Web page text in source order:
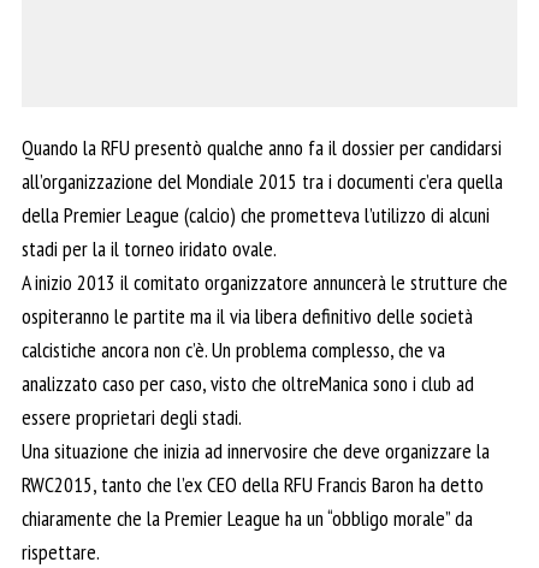
Quando la RFU presentò qualche anno fa il dossier per candidarsi
all’organizzazione del Mondiale 2015 tra i documenti c’era quella
della Premier League (calcio) che prometteva l’utilizzo di alcuni
stadi per la il torneo iridato ovale.
A inizio 2013 il comitato organizzatore annuncerà le strutture che
ospiteranno le partite ma il via libera definitivo delle società
calcistiche ancora non c’è. Un problema complesso, che va
analizzato caso per caso, visto che oltreManica sono i club ad
essere proprietari degli stadi.
Una situazione che inizia ad innervosire che deve organizzare la
RWC2015, tanto che l’ex CEO della RFU Francis Baron ha detto
chiaramente che la Premier League ha un “obbligo morale” da
rispettare.